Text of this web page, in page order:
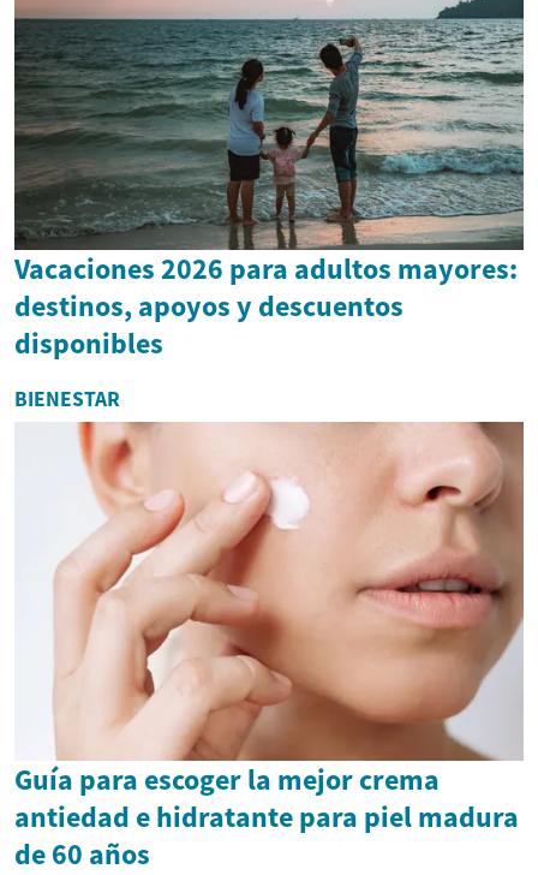
Vacaciones 2026 para adultos mayores:
destinos, apoyos y descuentos
disponibles
BIENESTAR
Guía para escoger la mejor crema
antiedad e hidratante para piel madura
de 60 años